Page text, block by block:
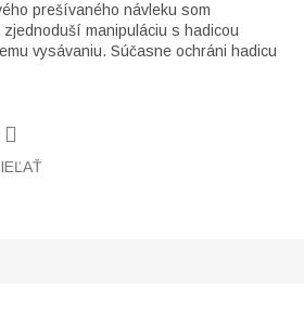
prešívaného návleku som
manipuláciu s hadicou
vysávaniu. Súčasne ochráni hadicu